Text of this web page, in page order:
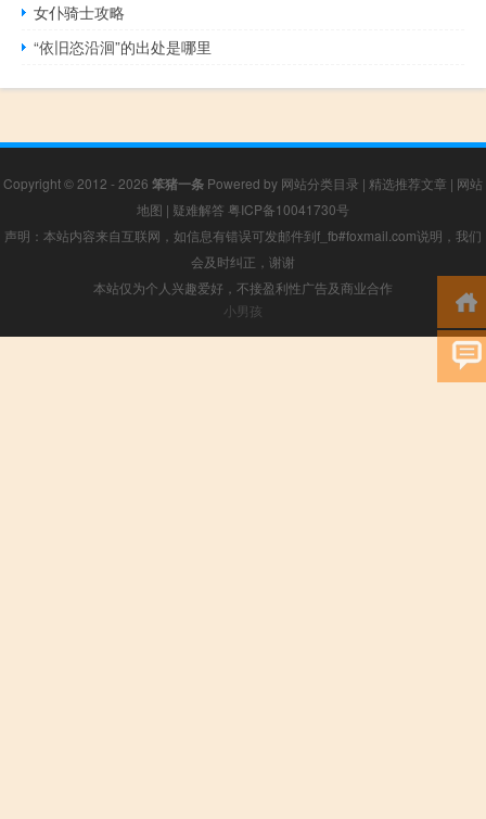
女仆骑士攻略
“依旧恣沿洄”的出处是哪里
Copyright © 2012 - 2026 笨猪一条 Powered by 网站分类目录 | 精选推荐文章 | 网站
地图 | 疑难解答 粤ICP备10041730号
声明：本站内容来自互联网，如信息有错误可发邮件到f_fb#foxmail.com说明，我们
会及时纠正，谢谢
本站仅为个人兴趣爱好，不接盈利性广告及商业合作
小男孩